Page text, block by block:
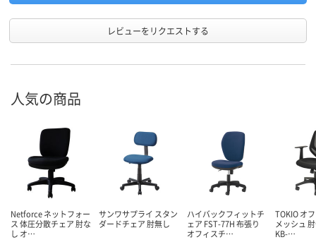
レビューをリクエストする
人気の商品
Netforce ネットフォー
ス 体圧分散チェア 肘な
し オ…
サンワサプライ スタン
ダードチェア 肘無し
ハイバックフィットチ
ェア FST-77H 布張り
オフィスチ…
TOKIO オ
メッシュ
KB-…